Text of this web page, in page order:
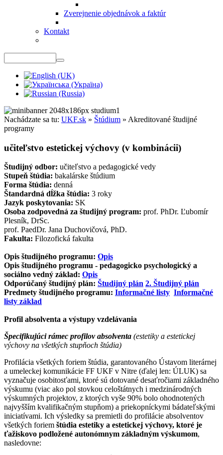
Zverejnenie objednávok a faktúr
Kontakt
Nachádzate sa tu: UKF.sk » Štúdium » Akreditované študijné
programy
učiteľstvo estetickej výchovy (v kombinácii)
Študijný odbor: učiteľstvo a pedagogické vedy
Stupeň štúdia: bakalárske štúdium
Forma štúdia: denná
Štandardná dĺžka štúdia: 3 roky
Jazyk poskytovania: SK
Osoba zodpovedná za študijný program: prof. PhDr. Ľubomír
Plesník, DrSc.
prof. PaedDr. Jana Duchovičová, PhD.
Fakulta: Filozofická fakulta
Opis študijného programu: Opis
Opis študijného programu - pedagogicko psychologický a
sociálno vedný základ: Opis
Odporúčaný študijný plán: Študijný plán 2. Študijný plán
Predmety študijného programu: Informačné listy Informačné
listy základ
Profil absolventa a výstupy vzdelávania
Špecifikujúci rámec profilov absolventa (estetiky a estetickej
výchovy na všetkých stupňoch štúdia)
Profilácia všetkých foriem štúdia, garantovaného Ústavom literárnej
a umeleckej komunikácie FF UKF v Nitre (ďalej len: ÚLUK) sa
vyznačuje osobitosťami, ktoré sú dotované desaťročiami základného
výskumu (viac ako pol stovkou celoštátnych i medzinárodných
výskumných projektov, z ktorých vyše 90% bolo ohodnotených
najvyšším kvalifikačným stupňom) a priekopníckymi bádateľskými
iniciatívami. Ich výsledky sa premietli do profilácie absolventov
všetkých foriem štúdia estetiky a estetickej výchovy, ktoré je
ťažiskovo podložené autonómnym základným výskumom,
nasledovne: